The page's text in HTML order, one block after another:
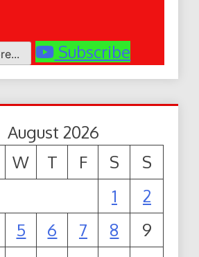
Subscribe
August 2026
W T F S
S
1
2
5 6 7 8
9